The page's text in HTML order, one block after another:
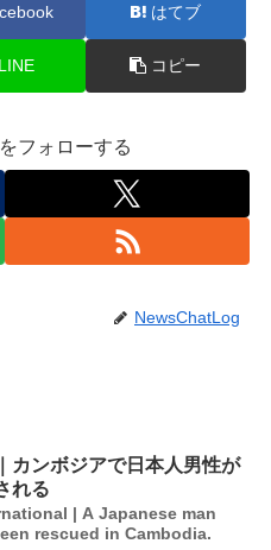
はてブ
LINE コピー
フォローする
NewsChatLog
カンボジアで日本人男性が
れる
| A Japanese man
rescued in Cambodia.